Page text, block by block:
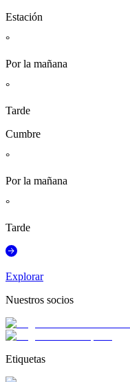
Estación
°
Por la mañana
°
Tarde
Cumbre
°
Por la mañana
°
Tarde
Explorar
Nuestros socios
Etiquetas